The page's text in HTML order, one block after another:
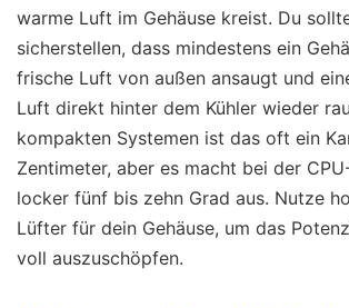
warme Luft im Gehäuse kreist. Du
sicherstellen, dass mindestens ein
frische Luft von außen ansaugt und
Luft direkt hinter dem Kühler wieder
kompakten Systemen ist das oft ein
Zentimeter, aber es macht bei der
locker fünf bis zehn Grad aus. Nutze
Lüfter für dein Gehäuse, um das
voll auszuschöpfen.